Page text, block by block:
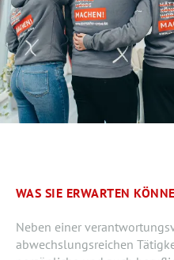
WAS SIE ERWARTEN
Neben einer
abwechslungsreichen